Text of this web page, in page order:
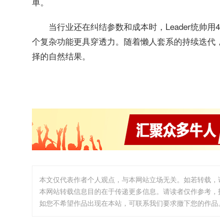
当行业还在纠结参数和成本时，Leader统帅
个复杂功能更具穿透力。随着懒人套系的持续迭
择的自然结果。
本文仅代表作者个人观点，与本网站立场无关。如若转载
本网站转载信息目的在于传递更多信息。请读者仅作参考
如您不希望作品出现在本站，可联系我们要求撤下您的作